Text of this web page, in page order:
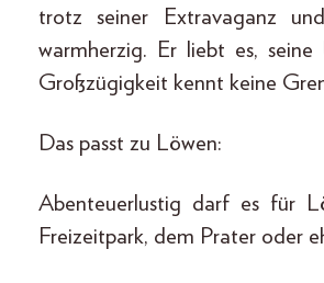
trotz seiner Extravaganz
warmherzig. Er liebt es,
Großzügigkeit kennt keine
Das passt zu Löwen:
Abenteuerlustig darf es für
Freizeitpark, dem Prater oder